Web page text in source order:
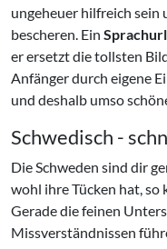
ungeheuer hilfreich
bescheren. Ein
er ersetzt die tollsten
Anfänger durch eigene
und deshalb umso
Schwedisch -
Die Schweden sind dir
wohl ihre Tücken hat, so
Gerade die feinen
Missverständnissen